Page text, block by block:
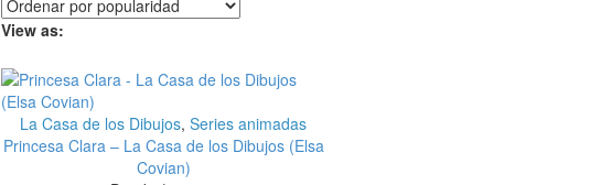
View as:
La Casa de los Dibujos,Series animadas
Princesa Clara – La Casa de los Dibujos (Elsa
Covian)